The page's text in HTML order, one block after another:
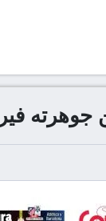
جوهرته